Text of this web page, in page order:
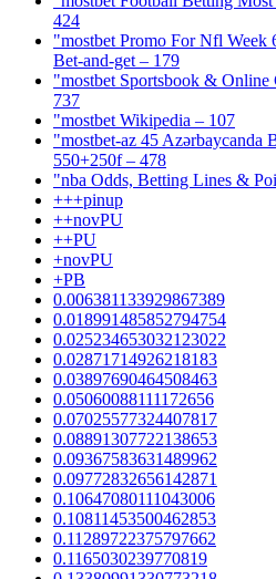
424
"mostbet Promo For Nfl Week
Bet-and-get – 179
"‎mostbet Sportsbook &
737
"mostbet Wikipedia – 107
"mostbet-az 45 Azərbaycanda
550+250f – 478
"nba Odds, Betting Lines &
+++pinup
++novPU
++PU
+novPU
+PB
0.006381133929867389
0.018991485852794754
0.025234653032123022
0.02871714926218183
0.03897690464508463
0.05060088111172656
0.07025577324407817
0.08891307722138653
0.09367583631489962
0.09772832656142871
0.10647080111043006
0.10811453500462853
0.11289722375797662
0.1165030239770819